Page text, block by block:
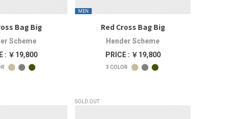
Bag Big
Scheme
: ￥19,800
MEN
Red Cross Bag Big
Hender Scheme
PRICE : ￥19,800
3 COLOR
SOLD OUT